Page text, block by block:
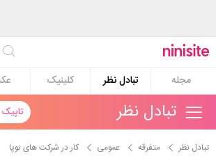
مجله
تبادل نظر کلینیک
تاپیک تبادل نظر
تبادل نظر متفرقه عمومی کار در شرکت های نوپا